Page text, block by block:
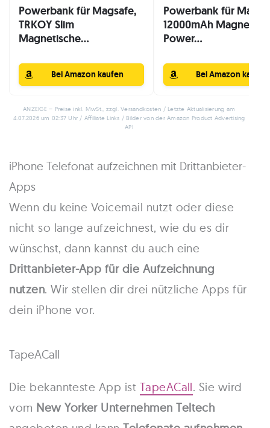
Powerbank für Magsafe,
TRKOY Slim
Magnetische...
Bei Amazon kaufen
Powerbank für
12000mAh
Power...
Bei Amazon kaufen
ANZEIGE – Preise inkl. MwSt., zzgl. Versandkosten / Letzte Aktualisierung am
4.07.2026 um 02:37 Uhr / Affiliate Links / Bilder von der Amazon Product Advertising
API
iPhone Telefonat aufzeichnen mit Drittanbieter-
Apps
Wenn du keine Voicemail nutzt oder diese
nicht so lange aufzeichnest, wie du es dir
wünschst, dann kannst du auch eine
Drittanbieter-App für die Aufzeichnung
nutzen. Wir stellen dir drei nützliche Apps für
dein iPhone vor.
TapeACall
Die bekannteste App ist TapeACall. Sie wird
vom New Yorker Unternehmen Teltech